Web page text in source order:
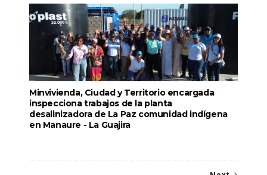
Minvivienda, Ciudad y Territorio encargada
inspecciona trabajos de la planta
desalinizadora de La Paz comunidad indígena
en Manaure - La Guajira